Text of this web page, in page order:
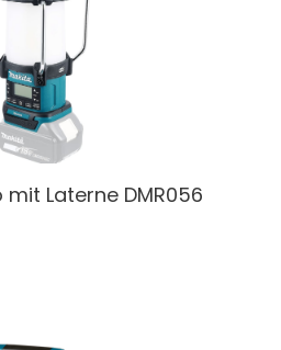
mit Laterne DMR056